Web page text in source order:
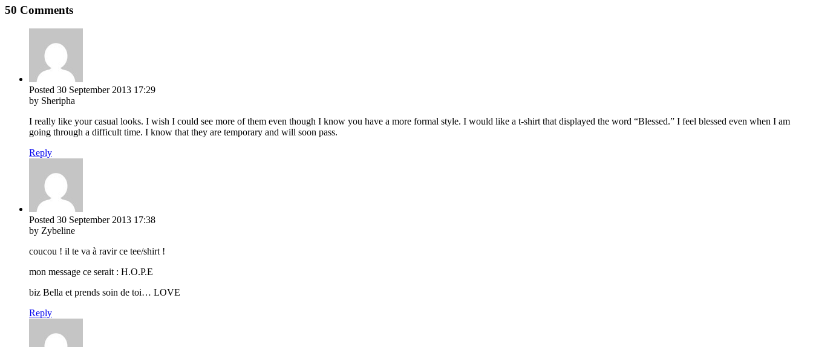
50 Comments
Posted 30 September 2013 17:29
by Sheripha
I really like your casual looks. I wish I could see more of them even though I know you have a more formal style. I would like a t-shirt that displayed the word “Blessed.” I feel blessed even when I am
going through a difficult time. I know that they are temporary and will soon pass.
Reply
Posted 30 September 2013 17:38
by Zybeline
coucou ! il te va à ravir ce tee/shirt !
mon message ce serait : H.O.P.E
biz Bella et prends soin de toi… LOVE
Reply